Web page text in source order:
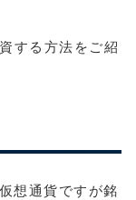
する方法をご紹
想通貨ですが銘